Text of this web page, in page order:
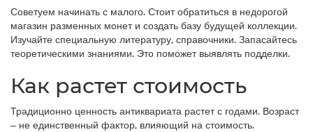
Советуем начинать с малого. Стоит обратиться в недорогой
магазин разменных монет и создать базу будущей коллекции.
Изучайте специальную литературу, справочники. Запасайтесь
теоретическими знаниями. Это поможет выявлять подделки.
Как растет стоимость
Традиционно ценность антиквариата растет с годами. Возраст
– не единственный фактор, влияющий на стоимость.